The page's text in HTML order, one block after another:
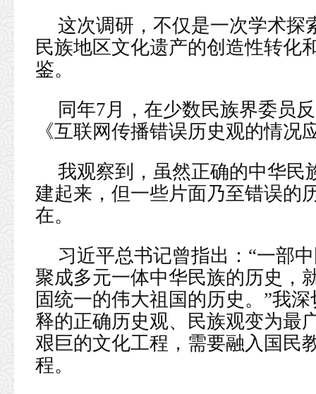
这次调研，不仅是一次学术探
民族地区文化遗产的创造性转化
鉴。
同年7月，在少数民族界委员
《互联网传播错误历史观的情况
我观察到，虽然正确的中华民
建起来，但一些片面乃至错误的
在。
习近平总书记曾指出：“一部
聚成多元一体中华民族的历史，
固统一的伟大祖国的历史。”我
释的正确历史观、民族观变为最
艰巨的文化工程，需要融入国民
程。